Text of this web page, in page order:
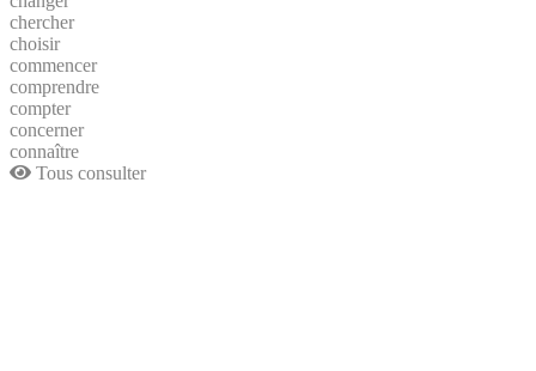
chercher
choisir
commencer
comprendre
compter
concerner
connaître
Tous consulter